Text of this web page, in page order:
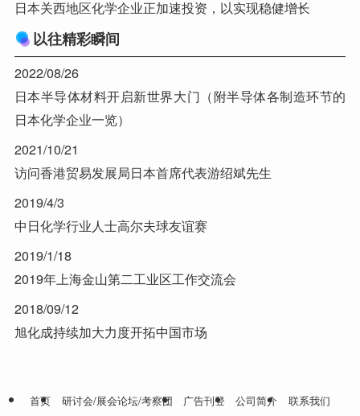
日本关西地区化学企业正加速投资，以实现稳健增长
以往精彩瞬间
2022/08/26
日本半导体材料开启新世界大门（附半导体各制造环节的
日本化学企业一览）
2021/10/21
访问香港贸易发展局日本首席代表游绍斌先生
2019/4/3
中日化学行业人士高尔夫球友谊赛
2019/1/18
2019年上海金山第二工业区工作交流会
2018/09/12
旭化成持续加大力度开拓中国市场
首页 研讨会/展会论坛/考察团 广告刊登 公司简介
联系我们